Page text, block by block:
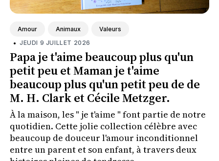
Amour Animaux Valeurs
• JEUDI 9 JUILLET 2026
Papa je t'aime beaucoup plus qu'un
petit peu et Maman je t'aime
beaucoup plus qu'un petit peu de de
M. H. Clark et Cécile Metzger.
À la maison, les " je t'aime " font partie de notre
quotidien. Cette jolie collection célèbre avec
beaucoup de douceur l'amour inconditionnel
entre un parent et son enfant, à travers deux